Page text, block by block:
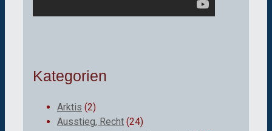
Kategorien
Arktis (2)
Ausstieg, Recht (24)